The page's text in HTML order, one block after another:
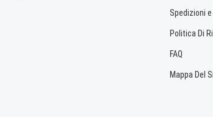
Spedizioni
Politica Di
FAQ
Mappa Del